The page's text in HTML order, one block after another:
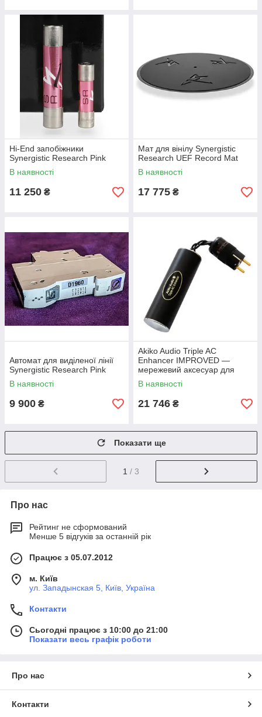
Hi-End запобіжники
Synergistic Research Pink
В наявності
11 250 ₴
Мат для вінілу Synergistic
Research UEF Record Mat
В наявності
17 775 ₴
Автомат для виділеної лінії
Synergistic Research Pink
В наявності
9 900 ₴
Akiko Audio Triple AC
Enhancer IMPROVED —
мережевий аксесуар для
зниження шумів
В наявності
21 746 ₴
Показати ще
1 / 3
Про нас
Рейтинг не сформований
Менше 5 відгуків за останній рік
Працює з 05.07.2012
м. Київ
ул. Западынская 5, Київ, Україна
Контакти
Сьогодні працює з 10:00 до 21:00
Показати весь графік роботи
Про нас
Контакти